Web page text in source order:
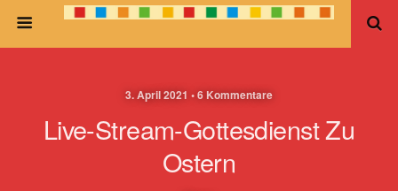
3. April 2021 • 6 Kommentare
Live-Stream-Gottesdienst Zu
Ostern